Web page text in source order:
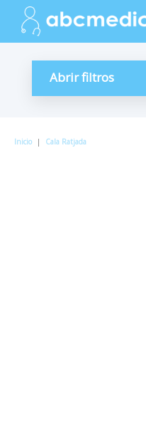
Abrir filtros
Inicio | Cala Ratjada